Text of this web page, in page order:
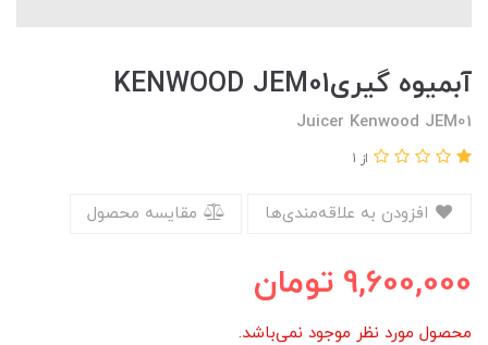
آبمیوه گیریKENWOOD JEM01
Juicer Kenwood JEM01
از 1
مقایسه محصول
9,600,000 تومان
محصول مورد نظر موجود نمی‌باشد.